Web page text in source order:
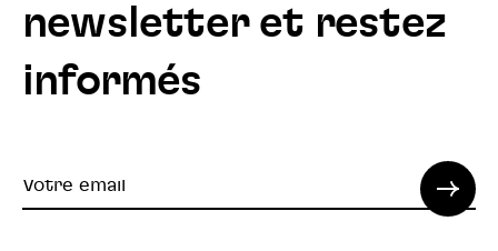
newsletter et restez
informés
Votre